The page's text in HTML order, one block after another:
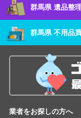
群馬県 遺品整
群馬県 不用品
業者をお探しの方へ